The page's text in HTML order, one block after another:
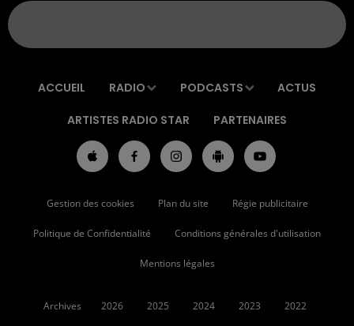
ACCUEIL RADIO PODCASTS ACTUS
ARTISTES RADIO STAR PARTENAIRES
Gestion des cookies Plan du site Régie publicitaire
Politique de Confidentialité Conditions générales d'utilisation
Mentions légales
Archives 2026 2025 2024 2023 2022